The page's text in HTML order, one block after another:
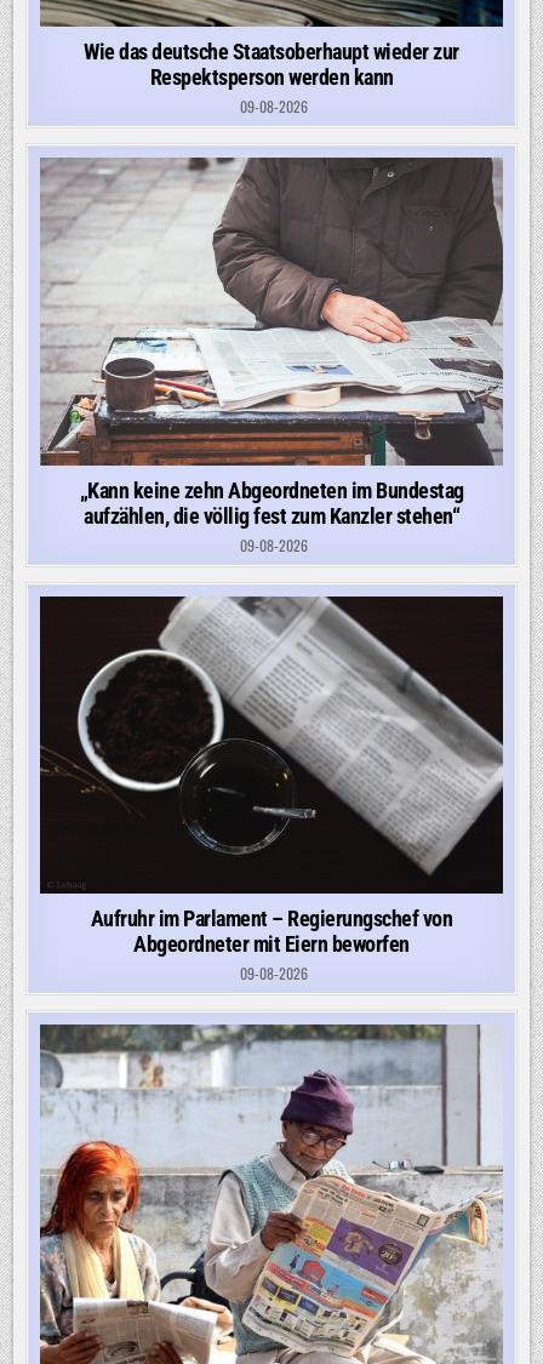
Wie das deutsche Staatsoberhaupt wieder zur
Respektsperson werden kann
09-08-2026
„Kann keine zehn Abgeordneten im Bundestag
aufzählen, die völlig fest zum Kanzler stehen“
09-08-2026
Aufruhr im Parlament – Regierungschef von
Abgeordneter mit Eiern beworfen
09-08-2026